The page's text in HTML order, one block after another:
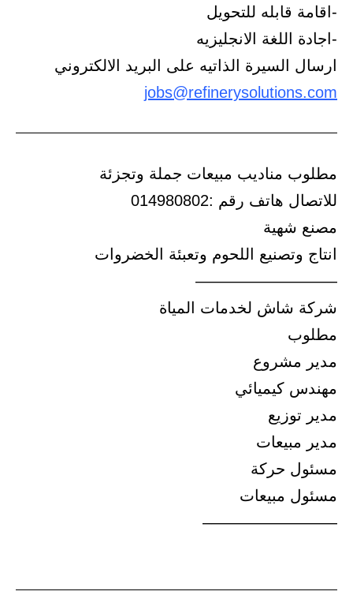
-اقامة قابله للتحويل
-اجادة اللغة الانجليزيه
ارسال السيرة الذاتيه على البريد الالكتروني
jobs@refinerysolutions.com
مطلوب مناديب مبيعات جملة وتجزئة
للاتصال هاتف رقم :014980802
مصنع شهية
انتاج وتصنيع اللحوم وتعبئة الخضروات
—————————
شركة شاش لخدمات المياة
مطلوب
مدير مشروع
مهندس كيميائي
مدير توزيع
مدير مبيعات
مسئول حركة
مسئول مبيعات
————————–